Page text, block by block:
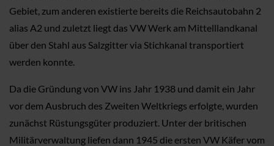
Gebiet, zum anderen existierte bereits die Reichsautobahn 2
alias A2 und zuletzt liegt das VW Werk am Mittelllandkanal
über den Stahl aus Salzgitter via Stichkanal transportiert
werden konnte.
Da die Gründung von VW ins Jahr 1938 und damit ein Jahr
vor dem Ausbruch des Zweiten Weltkriegs erfolgte, wurden
zunächst Rüstungsgüter produziert. Unter der britischen
Militärverwaltung liefen dann 1945 die ersten VW Käfer vom